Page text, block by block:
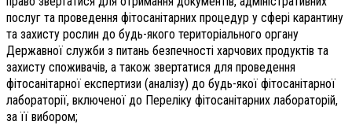
послуг та проведення фітосанітарних процедур у сфері карантину
та захисту рослин до будь-якого територіального органу
Державної служби з питань безпечності харчових продуктів та
захисту споживачів, а також звертатися для проведення
фітосанітарної експертизи (аналізу) до будь-якої фітосанітарної
лабораторії, включеної до Переліку фітосанітарних лабораторій,
за її вибором;